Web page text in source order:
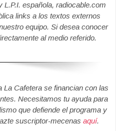
española, radiocable.com
links a los textos externos
equipo. Si desea conocer
al medio referido.
Cafetera se financian con las
Necesitamos tu ayuda para
que defiende el programa y
suscriptor-mecenas aquí.